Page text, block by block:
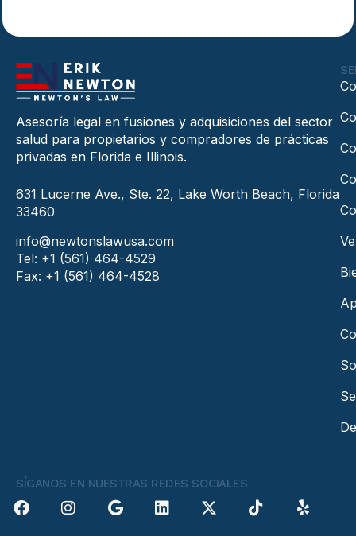
Asesoría legal en fusiones y adquisiciones del sector
salud para propietarios y compradores de prácticas
privadas en Florida e Illinois.
631 Lucerne Ave., Ste. 22, Lake Worth Beach, Florida
33460
info@newtonslawusa.com
Tel: +1 (561) 464-4529
Fax: +1 (561) 464-4528
SÍGANOS EN NUESTRAS REDES SOCIALES